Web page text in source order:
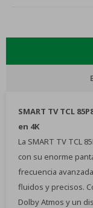
SMART TV TCL
en 4K
La SMART TV TCL
con su enorme
frecuencia
fluidos y precisos.
Dolby Atmos y un